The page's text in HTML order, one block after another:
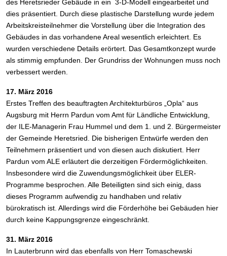
des Heretsrieder Gebäude in ein 3-D-Modell eingearbeitet und
dies präsentiert. Durch diese plastische Darstellung wurde jedem
Arbeitskreisteilnehmer die Vorstellung über die Integration des
Gebäudes in das vorhandene Areal wesentlich erleichtert. Es
wurden verschiedene Details erörtert. Das Gesamtkonzept wurde
als stimmig empfunden. Der Grundriss der Wohnungen muss noch
verbessert werden.
17. März 2016
Erstes Treffen des beauftragten Architekturbüros „Opla“ aus
Augsburg mit Herrn Pardun vom Amt für Ländliche Entwicklung,
der ILE-Managerin Frau Hummel und dem 1. und 2. Bürgermeister
der Gemeinde Heretsried. Die bisherigen Entwürfe werden den
Teilnehmern präsentiert und von diesen auch diskutiert. Herr
Pardun vom ALE erläutert die derzeitigen Fördermöglichkeiten.
Insbesondere wird die Zuwendungsmöglichkeit über ELER-
Programme besprochen. Alle Beteiligten sind sich einig, dass
dieses Programm aufwendig zu handhaben und relativ
bürokratisch ist. Allerdings wird die Förderhöhe bei Gebäuden hier
durch keine Kappungsgrenze eingeschränkt.
31. März 2016
In Lauterbrunn wird das ebenfalls von Herr Tomaschewski